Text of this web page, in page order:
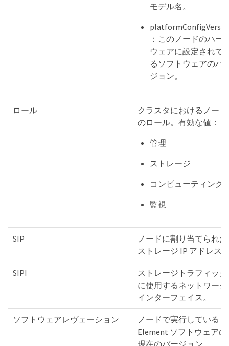
モデル名。
：このノードのハー
ウェアに設定されて
るソフトウェアのバ
ジョン。
ロール
クラスタにおけるノード
のロール。有効な値：
管理
ストレージ
コンピューティング
監視
SIP
ノードに割り当てられた
ストレージ IP アドレス
SIPI
ストレージトラフィック
に使用するネットワーク
インターフェイス。
ソフトウェアレヴェーション
ノードで実行している
Element ソフトウェアの
現在のバージョン。